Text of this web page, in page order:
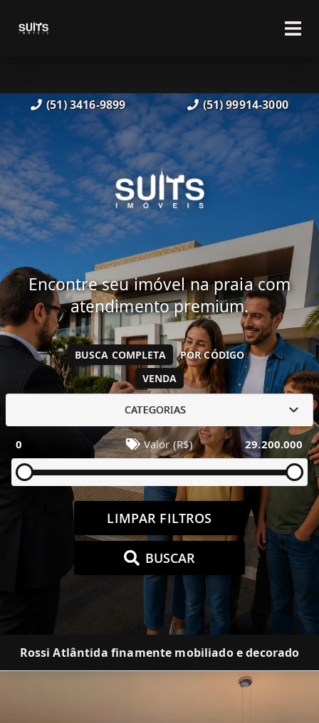
(51) 3416-9899 (51) 99914-3000
Encontre seu imóvel na praia com
atendimento premium.
VENDA
BUSCA COMPLETA POR CÓDIGO
CATEGORIAS
0 Valor (R$) 29.200.000
LIMPAR FILTROS
BUSCAR
Rossi Atlântida finamente mobiliado e decorado